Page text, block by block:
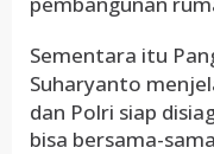
Sementara itu
Suharyanto
dan Polri siap
bisa bersama-